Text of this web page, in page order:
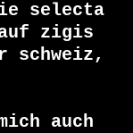
selecta
auf zigis
schweiz,
auch